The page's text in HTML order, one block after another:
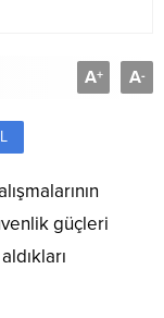
A+ A-
güçleri